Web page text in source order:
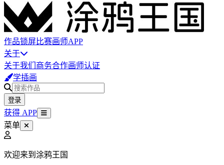
作品锁屏比赛画师APP
关于
关于我们 商务合作画师认证
学插画
登录
获得 APP
菜单
欢迎来到涂鸦王国